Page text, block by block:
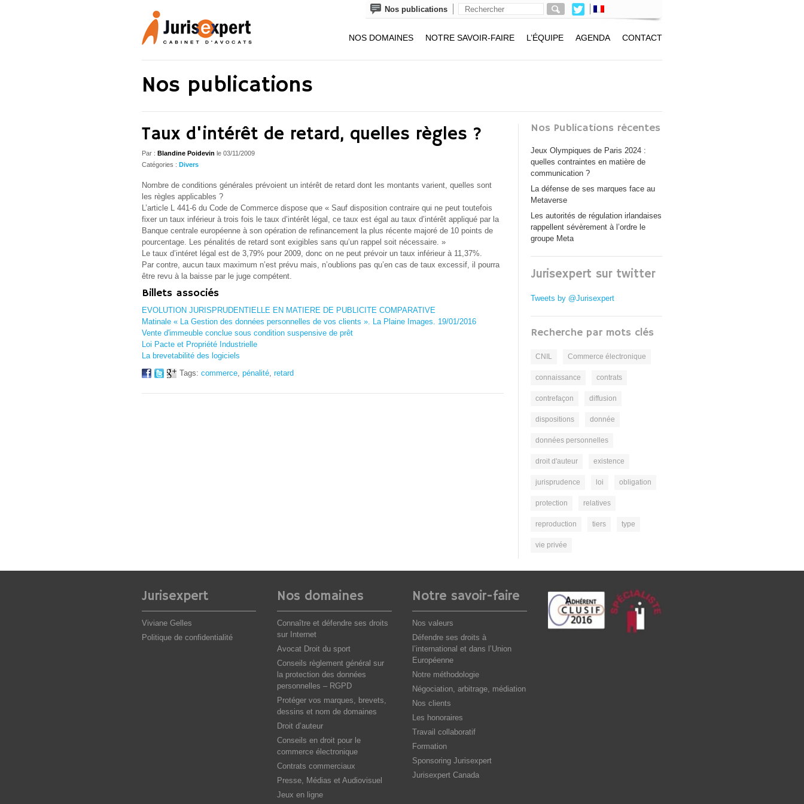
Nos publications
NOS DOMAINES NOTRE SAVOIR-FAIRE L’ÉQUIPE AGENDA CONTACT
Nos publications
Taux d'intérêt de retard, quelles règles ?
Par : Blandine Poidevin le 03/11/2009
Catégories : Divers
Nombre de conditions générales prévoient un intérêt de retard dont les montants varient, quelles sont
les règles applicables ?
L’article L 441-6 du Code de Commerce dispose que « Sauf disposition contraire qui ne peut toutefois
fixer un taux inférieur à trois fois le taux d’intérêt légal, ce taux est égal au taux d’intérêt appliqué par la
Banque centrale européenne à son opération de refinancement la plus récente majoré de 10 points de
pourcentage. Les pénalités de retard sont exigibles sans qu’un rappel soit nécessaire. »
Le taux d’intéret légal est de 3,79% pour 2009, donc on ne peut prévoir un taux inférieur à 11,37%.
Par contre, aucun taux maximum n’est prévu mais, n’oublions pas qu’en cas de taux excessif, il pourra
être revu à la baisse par le juge compétent.
Billets associés
EVOLUTION JURISPRUDENTIELLE EN MATIERE DE PUBLICITE COMPARATIVE
Matinale « La Gestion des données personnelles de vos clients ». La Plaine Images. 19/01/2016
Vente d'immeuble conclue sous condition suspensive de prêt
Loi Pacte et Propriété Industrielle
La brevetabilité des logiciels
Tags: commerce, pénalité, retard
Nos Publications récentes
Jeux Olympiques de Paris 2024 :
quelles contraintes en matière de
communication ?
La défense de ses marques face au
Metaverse
Les autorités de régulation irlandaises
rappellent sévèrement à l’ordre le
groupe Meta
Jurisexpert sur twitter
Tweets by @Jurisexpert
Recherche par mots clés
CNIL Commerce électronique
connaissance contrats
contrefaçon diffusion
dispositions donnée
données personnelles
droit d'auteur existence
jurisprudence loi obligation
protection relatives
reproduction tiers type
vie privée
Jurisexpert
Viviane Gelles
Politique de confidentialité
Nos domaines
Connaître et défendre ses droits
sur Internet
Avocat Droit du sport
Conseils règlement général sur
la protection des données
personnelles – RGPD
Protéger vos marques, brevets,
dessins et nom de domaines
Droit d’auteur
Conseils en droit pour le
commerce électronique
Contrats commerciaux
Presse, Médias et Audiovisuel
Jeux en ligne
Notre savoir-faire
Nos valeurs
Défendre ses droits à
l’international et dans l’Union
Européenne
Notre méthodologie
Négociation, arbitrage, médiation
Nos clients
Les honoraires
Travail collaboratif
Formation
Sponsoring Jurisexpert
Jurisexpert Canada